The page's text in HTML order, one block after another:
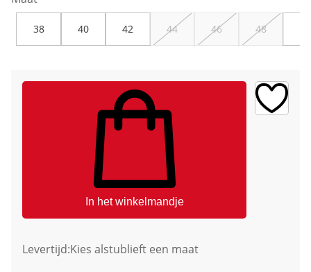
38 40 42 44 46 48
In het winkelmandje
Levertijd:Kies alstublieft een maat